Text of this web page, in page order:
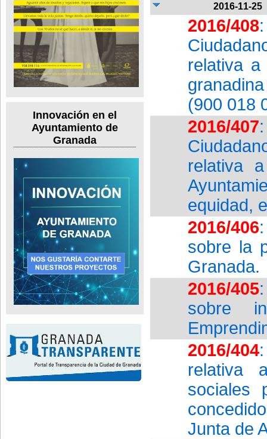
Innovación en el
Ayuntamiento de
Granada
2016-11-25
2016/408
relativa
(900 018
2016/407
relativa
equidad,
2016/406
sobre la
Granada.
2016/405
sobre
2016/404
relativa
sociales
Junta de